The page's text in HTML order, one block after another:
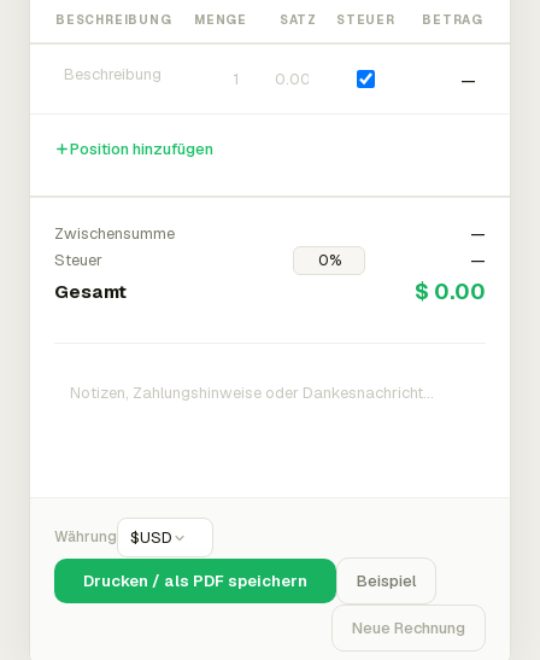
BESCHREIBUNG MENGE SATZ STEUER BETRAG
—
Position hinzufügen
Zwischensumme
—
Steuer
—
Gesamt $ 0.00
Währung $USD
Drucken / als PDF speichern Beispiel
Neue Rechnung